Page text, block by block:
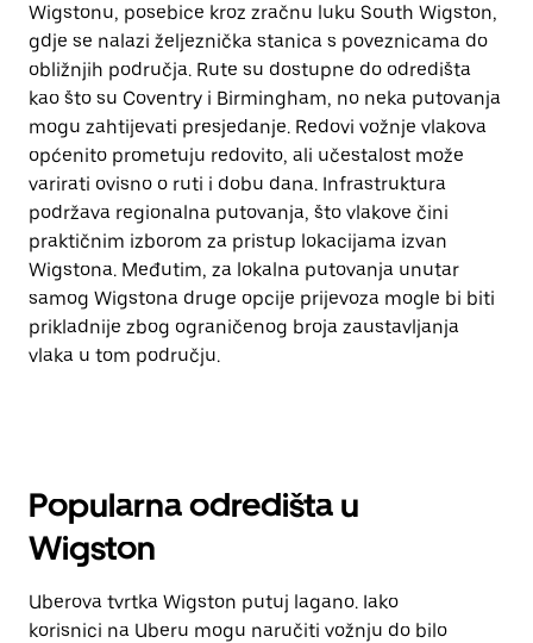
Wigstonu, posebice kroz zračnu luku South Wigston,
gdje se nalazi željeznička stanica s poveznicama do
obližnjih područja. Rute su dostupne do odredišta
kao što su Coventry i Birmingham, no neka putovanja
mogu zahtijevati presjedanje. Redovi vožnje vlakova
općenito prometuju redovito, ali učestalost može
varirati ovisno o ruti i dobu dana. Infrastruktura
podržava regionalna putovanja, što vlakove čini
praktičnim izborom za pristup lokacijama izvan
Wigstona. Međutim, za lokalna putovanja unutar
samog Wigstona druge opcije prijevoza mogle bi biti
prikladnije zbog ograničenog broja zaustavljanja
vlaka u tom području.
Popularna odredišta u
Wigston
Uberova tvrtka Wigston putuj lagano. Iako
korisnici na Uberu mogu naručiti vožnju do bilo